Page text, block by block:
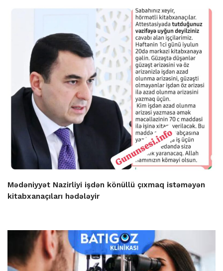
Mədəniyyət Nazirliyi işdən könüllü çıxmaq istəməyən
kitabxanaçıları hədələyir